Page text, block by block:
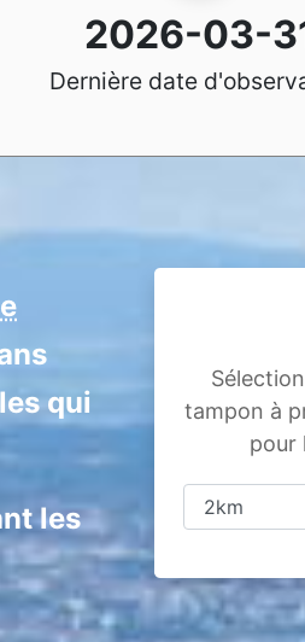
2026-03-
Dernière date
qui
les
tampon à
pour